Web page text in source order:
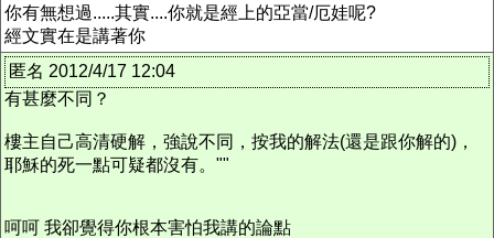
你有無想過.....其實....你就是經上的亞當/厄娃呢?
經文實在是講著你
匿名 2012/4/17 12:04
有甚麼不同？
樓主自己高清硬解，強說不同，按我的解法(還是跟你解的)，
耶穌的死一點可疑都沒有。""
呵呵 我卻覺得你根本害怕我講的論點